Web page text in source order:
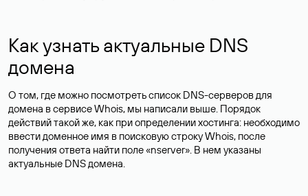
Как узнать актуальные DNS
домена
О том, где можно посмотреть список DNS-серверов для
домена в сервисе Whois, мы написали выше. Порядок
действий такой же, как при определении хостинга: необходимо
ввести доменное имя в поисковую строку Whois, после
получения ответа найти поле «nserver». В нем указаны
актуальные DNS домена.